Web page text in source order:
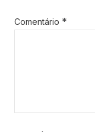
Comentário *